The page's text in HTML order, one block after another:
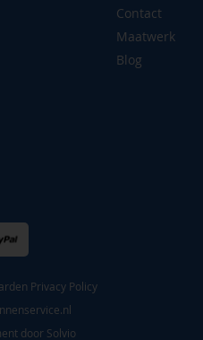
Contact
Maatwerk
Blog
Privacy Policy
door Solvio